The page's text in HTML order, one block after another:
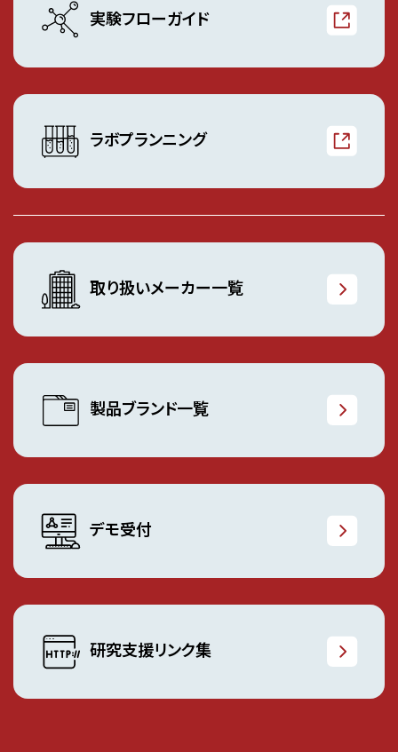
実験フローガイド
ラボプランニング
取り扱いメーカー一覧
製品ブランド一覧
デモ受付
研究支援リンク集